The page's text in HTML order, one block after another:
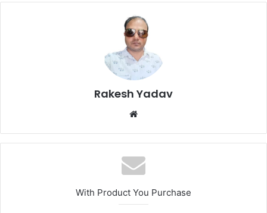
Rakesh Yadav
b
s
i
e
With Product You Purchase